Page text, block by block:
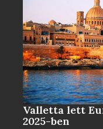
Valletta lett
2025-ben